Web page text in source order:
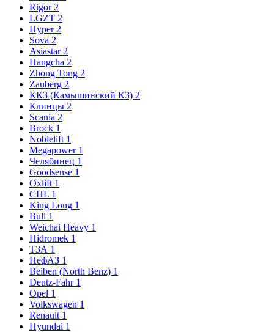
Rigor 2
LGZT 2
Hyper 2
Sova 2
Asiastar 2
Hangcha 2
Zhong Tong 2
Zauberg 2
ККЗ (Камышинский КЗ) 2
Клинцы 2
Scania 2
Brock 1
Noblelift 1
Megapower 1
Челябинец 1
Goodsense 1
Oxlift 1
CHL 1
King Long 1
Bull 1
Weichai Heavy 1
Hidromek 1
ТЗА 1
НефАЗ 1
Beiben (North Benz) 1
Deutz-Fahr 1
Opel 1
Volkswagen 1
Renault 1
Hyundai 1